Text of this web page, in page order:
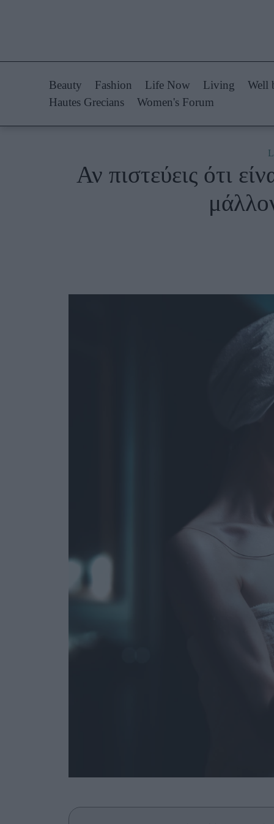
Styling Tips
Fashion News
Woman Power
Celebrities
Success
Beauty Fashion Life Now Living Well
Hautes Grecians
Women's Forum
Αν πιστεύεις ότι